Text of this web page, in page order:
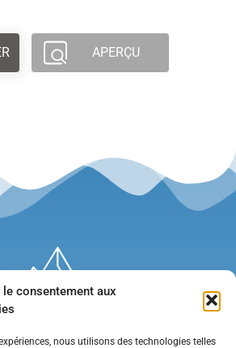
le consentement aux
nous utilisons des technologies telles
APERÇU